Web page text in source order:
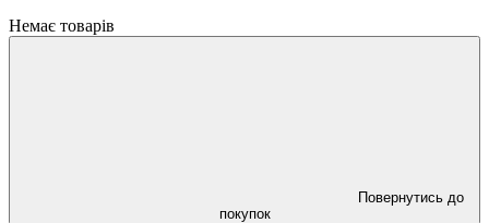
Немає товарів
Повернутись до
покупок